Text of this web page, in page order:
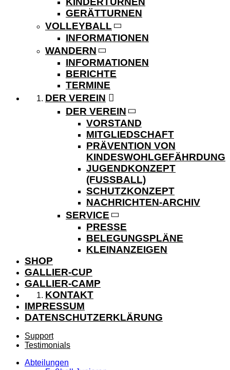
GERÄTTURNEN
VOLLEYBALL
INFORMATIONEN
WANDERN
INFORMATIONEN
BERICHTE
TERMINE
DER VEREIN
DER VEREIN
VORSTAND
MITGLIEDSCHAFT
PRÄVENTION VON
KINDESWOHLGEFÄHRDUNG
JUGENDKONZEPT
(FUSSBALL)
SCHUTZKONZEPT
NACHRICHTEN-ARCHIV
SERVICE
PRESSE
BELEGUNGSPLÄNE
KLEINANZEIGEN
SHOP
GALLIER-CUP
GALLIER-CAMP
KONTAKT
IMPRESSUM
DATENSCHUTZERKLÄRUNG
Support
Testimonials
Abteilungen